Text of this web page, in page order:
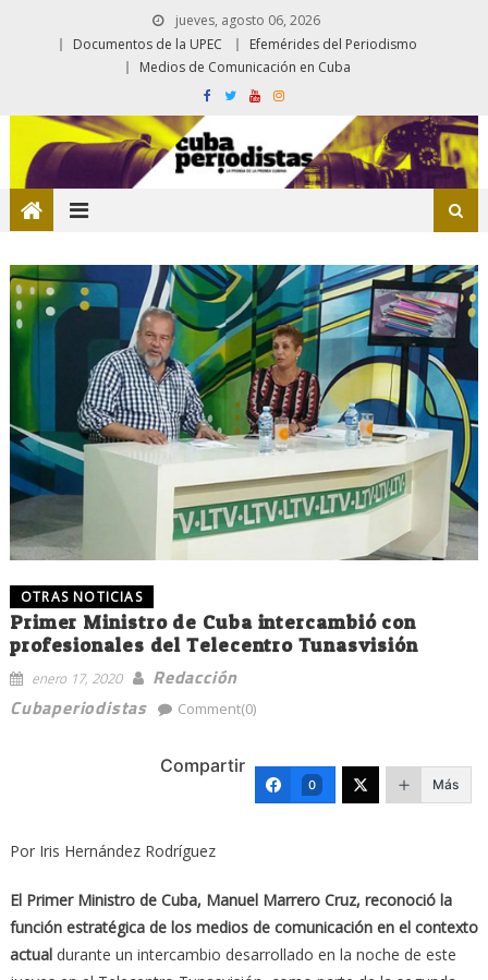
jueves, agosto 06, 2026
Documentos de la UPEC
Efemérides del Periodismo
Medios de Comunicación en Cuba
OTRAS NOTICIAS
Primer Ministro de Cuba intercambió con
profesionales del Telecentro Tunasvisión
enero 17, 2020
Redacción
Cubaperiodistas
Comment(0)
Compartir
0 Más
Por Iris Hernández Rodríguez
El Primer Ministro de Cuba, Manuel Marrero Cruz, reconoció la
función estratégica de los medios de comunicación en el contexto
actualdurante un intercambio desarrollado en la noche de este